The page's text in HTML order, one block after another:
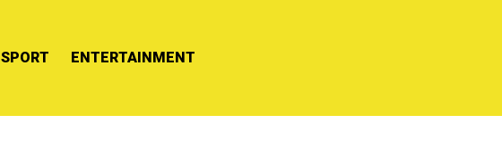
SPORT ENTERTAINMENT